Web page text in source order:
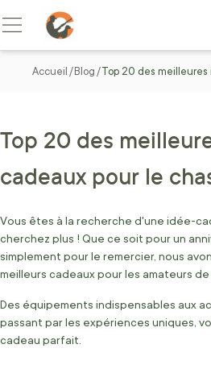
Allez au contenu
Basculer la navigation
Accueil Blog Top 20 des
Top 20 des
cadeaux pour le
Vous êtes à la recherche d'une idée-
cherchez plus ! Que ce soit pour un
simplement pour le remercier, nous
meilleurs cadeaux pour les amateurs de
Des équipements indispensables aux
passant par les expériences uniques,
cadeau parfait.